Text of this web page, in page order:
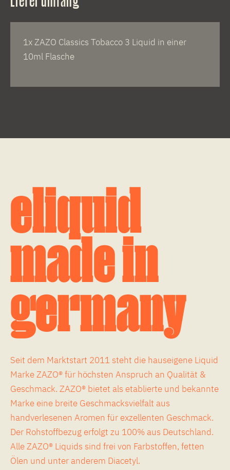
1x ZAZO Classics Tobacco 3 Liquid in einer
10ml Flasche
eliquid
made in
germany
Seit dem Marktstart 2011 steht die hauseigene Liquid
Marke ZAZO® für höchsten Anspruch an Qualität &
Geschmack. ZAZO® bietet als etablierte und bekannte
Marke eine breite Geschmacksvielfalt aus
handverlesenen Aromen für exzellenten Geschmack.
Der Rohstoffbezug erfolgt zu 100% aus Deutschland.
Alle ZAZO® Liquids sind frei von Farbstoffen, fetten
Ölen und unter anderem Diacetyl.